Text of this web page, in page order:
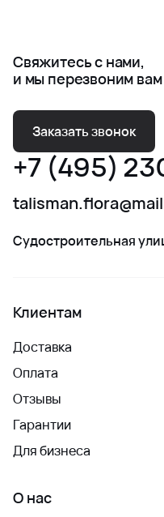
Свяжитесь с нами,
и мы перезвоним вам
Заказать звонок
+7 (495)
Судостроительная
Клиентам
Доставка
Оплата
Отзывы
Гарантии
Для бизнеса
О нас